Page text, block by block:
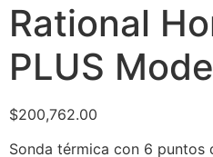
Rational
PLUS
$200,762.00
Sonda térmica con 6 puntos